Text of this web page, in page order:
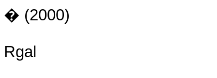
� (2000)
Rgal